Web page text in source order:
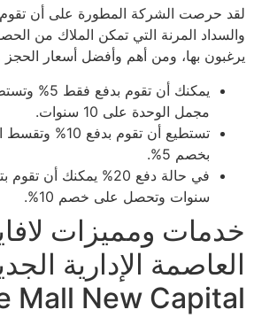
لقد حرصت الشركة المطورة على أن تقوم
والسداد المرنة التي تمكن الملاك من
يرغبون بها، ومن أهم وأفضل أسعار الحجز
يمكنك أن تقوم
مجمل الوحدة على 10 سنوات.
بخصم 5%.
سنوات وتحصل على خصم 10%.
خدمات ومميزات
العاصمة الإدارية
Mall New Capital